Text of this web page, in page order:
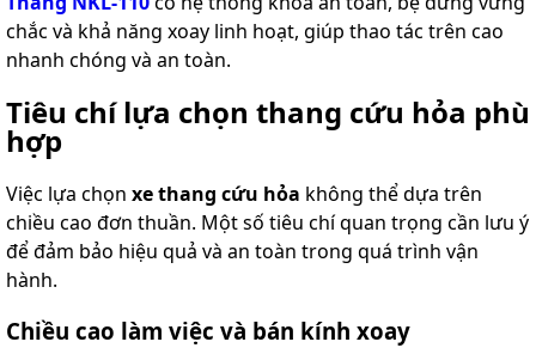
chắc và khả năng xoay linh hoạt, giúp thao tác trên cao
nhanh chóng và an toàn.
Tiêu chí lựa chọn thang cứu hỏa phù
hợp
Việc lựa chọn xe thang cứu hỏa không thể dựa trên
chiều cao đơn thuần. Một số tiêu chí quan trọng cần lưu ý
để đảm bảo hiệu quả và an toàn trong quá trình vận
hành.
Chiều cao làm việc và bán kính xoay